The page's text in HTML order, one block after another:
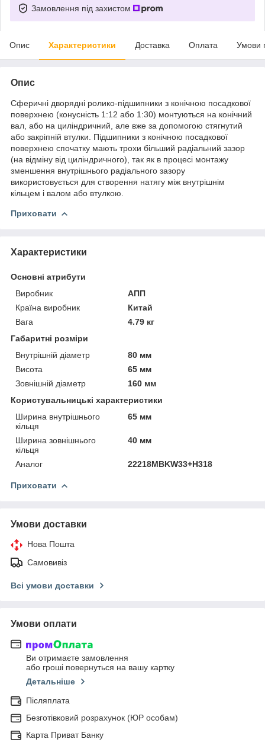
Замовлення під захистом
Опис Характеристики Доставка Оплата Умови
Опис
Сферичні дворядні ролико-підшипники з конічною посадкової
поверхнею (конусність 1:12 або 1:30) монтуються на конічний
вал, або на циліндричний, але вже за допомогою стягнутий
або закріпній втулки. Підшипники з конічною посадкової
поверхнею спочатку мають трохи більший радіальний зазор
(на відміну від циліндричного), так як в процесі монтажу
зменшення внутрішнього радіального зазору
використовується для створення натягу між внутрішнім
кільцем і валом або втулкою.
Приховати
Характеристики
Основні атрибути
Виробник
АПП
Країна виробник
Китай
Вага
4.79 кг
Габаритні розміри
Внутрішній діаметр
80 мм
Висота
65 мм
Зовнішній діаметр
160 мм
Користувальницькі характеристики
Ширина внутрішнього
кільця
65 мм
Ширина зовнішнього
кільця
40 мм
Аналог 22218MBKW33+H318
Приховати
Умови доставки
Нова Пошта
Самовивіз
Всі умови доставки
Умови оплати
Ви отримаєте замовлення
або гроші повернуться на вашу картку
Детальніше
Післяплата
Безготівковий розрахунок (ЮР особам)
Карта Приват Банку